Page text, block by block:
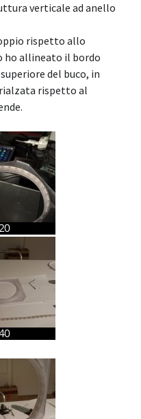
verticale ad anello
rispetto allo
ho allineato il bordo
del buco, in
rispetto al